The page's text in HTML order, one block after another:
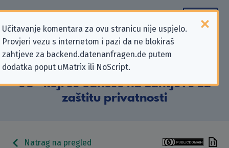
Učitavanje komentara za ovu stranicu nije uspjelo.
Provjeri vezu s internetom i pazi da ne blokiraš
zahtjeve za backend.datenanfragen.de putem
dodatka poput uMatrix ili NoScript.
Podaci kontakta „EthikBank eG,
Zwgndl. der Volksbank Eisenberg
eG” koji se odnose na zahtjeve za
zaštitu privatnosti
Natrag na pregled